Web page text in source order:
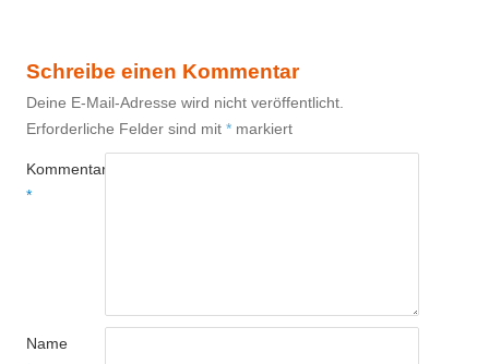
Schreibe einen Kommentar
Deine E-Mail-Adresse wird nicht veröffentlicht.
Erforderliche Felder sind mit * markiert
Kommentar
*
Name